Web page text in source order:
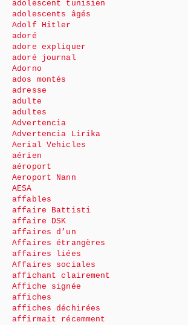
adolescent tunisien
adolescents âgés
Adolf Hitler
adoré
adore expliquer
adoré journal
Adorno
ados montés
adresse
adulte
adultes
Advertencia
Advertencia Lirika
Aerial Vehicles
aérien
aéroport
Aeroport Nann
AESA
affables
affaire Battisti
affaire DSK
affaires d’un
Affaires étrangères
affaires liées
Affaires sociales
affichant clairement
Affiche signée
affiches
affiches déchirées
affirmait récemment